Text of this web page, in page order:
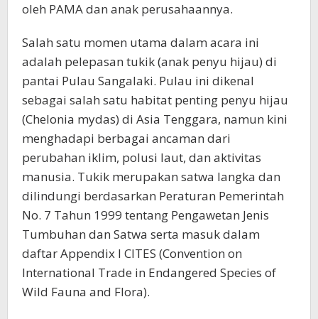
oleh PAMA dan anak perusahaannya.
Salah satu momen utama dalam acara ini
adalah pelepasan tukik (anak penyu hijau) di
pantai Pulau Sangalaki. Pulau ini dikenal
sebagai salah satu habitat penting penyu hijau
(Chelonia mydas) di Asia Tenggara, namun kini
menghadapi berbagai ancaman dari
perubahan iklim, polusi laut, dan aktivitas
manusia. Tukik merupakan satwa langka dan
dilindungi berdasarkan Peraturan Pemerintah
No. 7 Tahun 1999 tentang Pengawetan Jenis
Tumbuhan dan Satwa serta masuk dalam
daftar Appendix I CITES (Convention on
International Trade in Endangered Species of
Wild Fauna and Flora).